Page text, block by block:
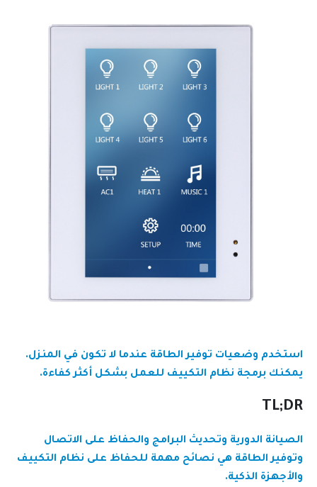
استخدم وضعيات توفير الطاقة عندما لا تكون في المنزل.
يمكنك برمجة نظام التكييف للعمل بشكل أكثر كفاءة.
TL;DR
الصيانة الدورية وتحديث البرامج والحفاظ على الاتصال
وتوفير الطاقة هي نصائح مهمة للحفاظ على نظام التكييف
والأجهزة الذكية.